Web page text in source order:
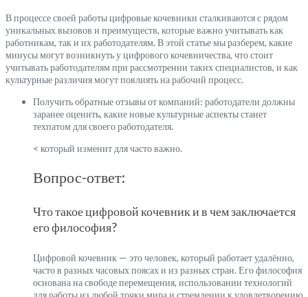
В процессе своей работы цифровые кочевники сталкиваются с рядом
уникальных вызовов и преимуществ, которые важно учитывать как
работникам, так и их работодателям. В этой статье мы разберем, какие
минусы могут возникнуть у цифрового кочевничества, что стоит
учитывать работодателям при рассмотрении таких специалистов, и как
культурные различия могут повлиять на рабочий процесс.
Получить обратные отзывы от компаний: работодатели должны
заранее оценить, какие новые культурные аспекты станет
техпатом для своего работодателя.
< который изменит для часто важно.
Вопрос-ответ:
Что такое цифровой кочевник и в чем заключается
его философия?
Цифровой кочевник — это человек, который работает удалённо,
часто в разных часовых поясах и из разных стран. Его философия
основана на свободе перемещения, использовании технологий
для работы из любой точки мира и стремлении к удовлетворению